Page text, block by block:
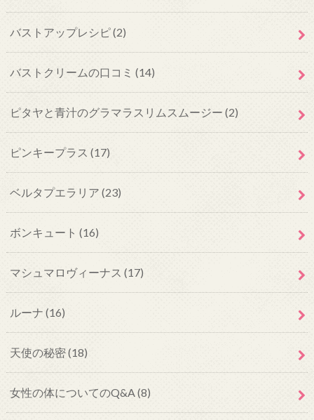
バストアップレシピ(2)
バストクリームの口コミ (14)
ピタヤと青汁のグラマラスリムスムージー (2)
ピンキープラス (17)
ベルタプエラリア (23)
ボンキュート (16)
マシュマロヴィーナス (17)
ルーナ (16)
天使の秘密(18)
女性の体についてのQ&A(8)